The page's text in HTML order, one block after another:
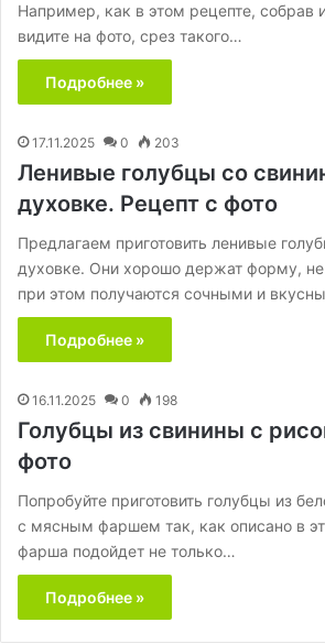
Например, как в этом рецепте, собрав
видите на фото, срез такого…
Подробнее »
17.11.2025 0 203
Ленивые голубцы со
духовке. Рецепт с фото
Предлагаем приготовить ленивые
духовке. Они хорошо держат форму, не
при этом получаются сочными и
Подробнее »
16.11.2025 0 198
Голубцы из свинины с
фото
Попробуйте приготовить голубцы из
с мясным фаршем так, как описано в
фарша подойдет не только…
Подробнее »